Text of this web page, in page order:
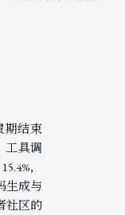
期结束
工具调
，
生成与
社区的